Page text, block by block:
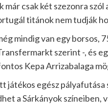
már csak két szezonra
titánok nem tudják
mindig van egy borsos,
szerint -, és
Kepa Arrizabalaga
játékos egész
a Sárkányok